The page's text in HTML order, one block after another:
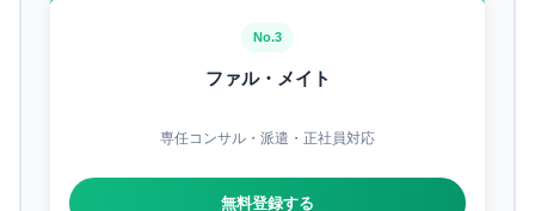
No.3
ファル・メイト
専任コンサル・派遣・正社員対応
無料登録する